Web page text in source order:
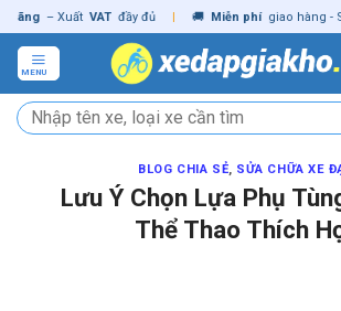
Skip
to
content
– Xuất VAT đầy đủ | 🚚 Miễn phí giao hàng - Sửa
MENU
Tìm
kiếm:
BLOG CHIA SẺ, SỬA CHỮA XE
Lưu Ý Chọn Lựa Phụ
Thể Thao Thích